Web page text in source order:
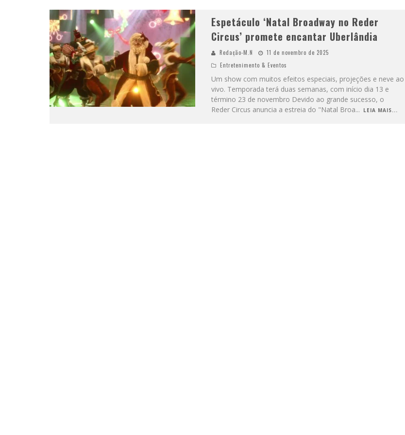
Espetáculo ‘Natal Broadway no Reder
Circus’ promete encantar Uberlândia
Redação-M.N
11 de novembro de 2025
Entretenimento & Eventos
Um show com muitos efeitos especiais, projeções e neve ao
vivo. Temporada terá duas semanas, com início dia 13 e
término 23 de novembro Devido ao grande sucesso, o
Reder Circus anuncia a estreia do "Natal Broa... LEIA MAIS...